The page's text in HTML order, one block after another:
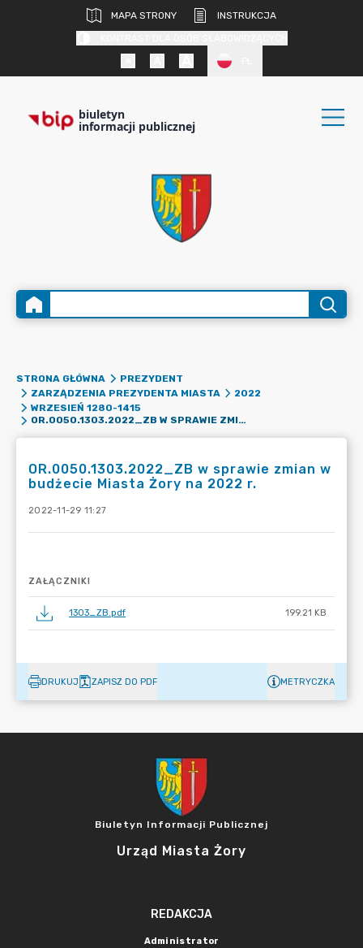
MAPA STRONY
INSTRUKCJA
biuletyn
informacji publicznej
STRONA GŁÓWNA
PREZYDENT
ZARZĄDZENIA PREZYDENTA MIASTA
2022
WRZESIEŃ 1280-1415
OR.0050.1303.2022_ZB W SPRAWIE ZMIAN W BUDŻECIE MIASTA ŻORY NA 2022 R.
OR.0050.1303.2022_ZB w sprawie zmian w
budżecie Miasta Żory na 2022 r.
2022-11-29 11:27
ZAŁĄCZNIKI
1303_ZB.pdf 199.21 KB
DRUKUJ ZAPISZ DO PDF METRYCZKA
Biuletyn Informacji Publicznej
Urząd Miasta Żory
REDAKCJA
Administrator